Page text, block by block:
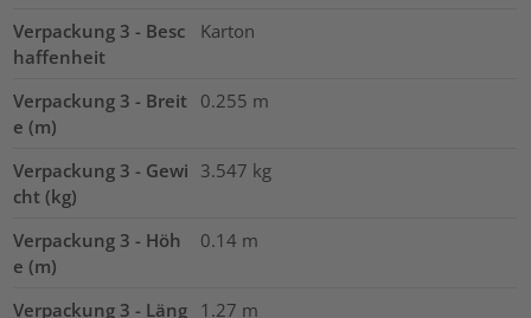
Verpackung 3 - Besc
haffenheit
Karton
Verpackung 3 - Breit
e (m)
0.255 m
Verpackung 3 - Gewi
cht (kg)
3.547 kg
Verpackung 3 - Höh
e (m)
0.14 m
Verpackung 3 - Läng 1.27 m